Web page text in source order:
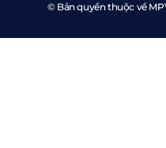
© Bản quyền thuộc về